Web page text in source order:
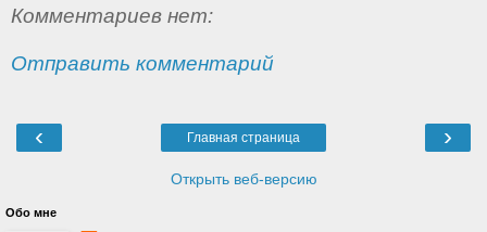
Комментариев нет:
Отправить комментарий
‹ ›
Главная страница
Открыть веб-версию
Обо мне